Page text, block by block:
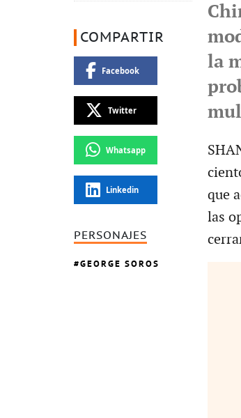
COMPARTIR
Facebook
Twitter
Whatsapp
Linkedin
PERSONAJES
GEORGE SOROS
la
que
las